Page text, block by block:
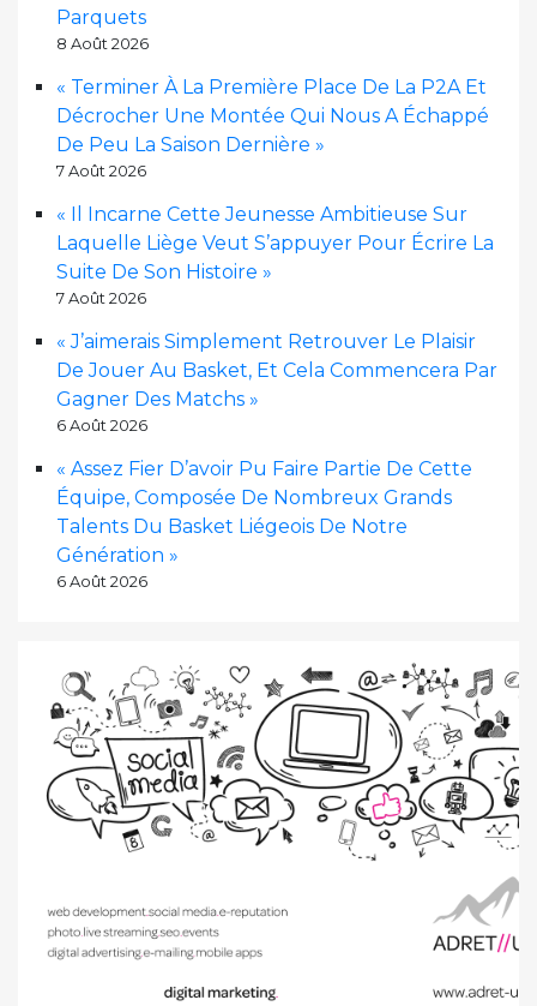
Parquets
8 Août 2026
« Terminer À La Première Place De La P2A Et
Décrocher Une Montée Qui Nous A Échappé
De Peu La Saison Dernière »
7 Août 2026
« Il Incarne Cette Jeunesse Ambitieuse Sur
Laquelle Liège Veut S’appuyer Pour Écrire La
Suite De Son Histoire »
7 Août 2026
« J’aimerais Simplement Retrouver Le Plaisir
De Jouer Au Basket, Et Cela Commencera Par
Gagner Des Matchs »
6 Août 2026
« Assez Fier D’avoir Pu Faire Partie De Cette
Équipe, Composée De Nombreux Grands
Talents Du Basket Liégeois De Notre
Génération »
6 Août 2026